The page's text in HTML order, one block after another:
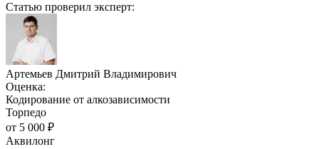
Статью проверил эксперт:
Артемьев Дмитрий Владимирович
Оценка:
Кодирование от алкозависимости
Торпедо
от 5 000 ₽
Аквилонг